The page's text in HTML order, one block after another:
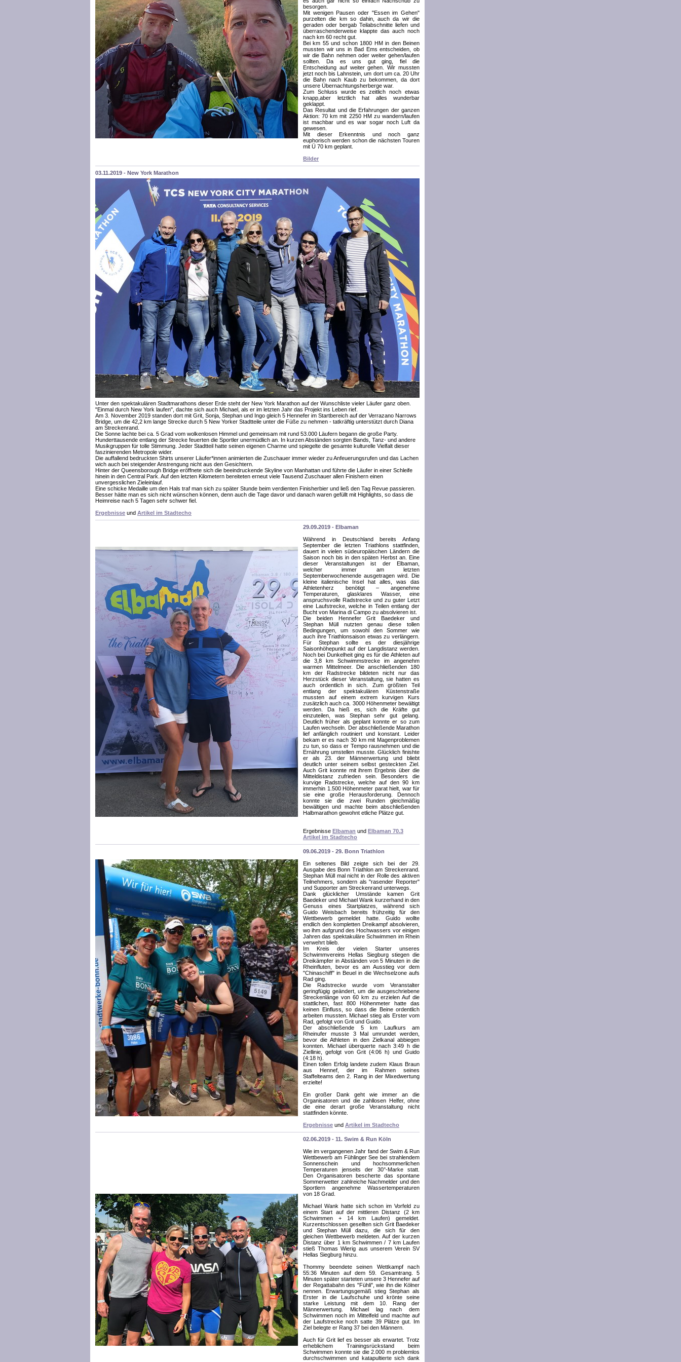
besorgen.
Mit wenigen Pausen oder "Essen im Gehen"
purzelten die km so dahin, auch da wir die
geraden oder bergab Teilabschnitte liefen und
überraschenderweise klappte das auch noch
nach km 60 recht gut.
Bei km 55 und schon 1800 HM in den Beinen
mussten wir uns in Bad Ems entscheiden, ob
wir die Bahn nehmen oder weiter gehen/laufen
sollten. Da es uns gut ging, fiel die
Entscheidung auf weiter gehen. Wir mussten
jetzt noch bis Lahnstein, um dort um ca. 20 Uhr
die Bahn nach Kaub zu bekommen, da dort
unsere Übernachtungsherberge war.
Zum Schluss wurde es zeitlich noch etwas
knapp,aber letztlich hat alles wunderbar
geklappt.
Das Resultat und die Erfahrungen der ganzen
Aktion: 70 km mit 2250 HM zu wandern/laufen
ist machbar und es war sogar noch Luft da
gewesen.
Mit dieser Erkenntnis und noch ganz
euphorisch werden schon die nächsten Touren
mit Ü 70 km geplant.
Bilder
03.11.2019 - New York Marathon
Unter den spektakulären Stadtmarathons dieser Erde steht der New York Marathon auf der Wunschliste vieler Läufer ganz oben.
"Einmal durch New York laufen", dachte sich auch Michael, als er im letzten Jahr das Projekt ins Leben rief.
Am 3. November 2019 standen dort mit Grit, Sonja, Stephan und Ingo gleich 5 Hennefer im Startbereich auf der Verrazano Narrows
Bridge, um die 42,2 km lange Strecke durch 5 New Yorker Stadtteile unter die Füße zu nehmen - tatkräftig unterstützt durch Diana
am Streckenrand.
Die Sonne lachte bei ca. 5 Grad vom wolkenlosen Himmel und gemeinsam mit rund 53.000 Läufern begann die große Party.
Hunderttausende entlang der Strecke feuerten die Sportler unermüdlich an. In kurzen Abständen sorgten Bands, Tanz- und andere
Musikgruppen für tolle Stimmung. Jeder Stadtteil hatte seinen eigenen Charme und spiegelte die gesamte kulturelle Vielfalt dieser
faszinierenden Metropole wider.
Die auffallend bedruckten Shirts unserer Läufer*innen animierten die Zuschauer immer wieder zu Anfeuerungsrufen und das Lachen
wich auch bei steigender Anstrengung nicht aus den Gesichtern.
Hinter der Queensborough Bridge eröffnete sich die beeindruckende Skyline von Manhattan und führte die Läufer in einer Schleife
hinein in den Central Park. Auf den letzten Kilometern bereiteten erneut viele Tausend Zuschauer allen Finishern einen
unvergesslichen Zieleinlauf.
Eine schicke Medaille um den Hals traf man sich zu später Stunde beim verdienten Finisherbier und ließ den Tag Revue passieren.
Besser hätte man es sich nicht wünschen können, denn auch die Tage davor und danach waren gefüllt mit Highlights, so dass die
Heimreise nach 5 Tagen sehr schwer fiel.
Ergebnisse und Artikel im Stadtecho
29.09.2019 - Elbaman
Während in Deutschland bereits Anfang
September die letzten Triathlons stattfinden,
dauert in vielen südeuropäischen Ländern die
Saison noch bis in den späten Herbst an. Eine
dieser Veranstaltungen ist der Elbaman,
welcher immer am letzten
Septemberwochenende ausgetragen wird. Die
kleine italienische Insel hat alles, was das
Athletenherz benötigt – angenehme
Temperaturen, glasklares Wasser, eine
anspruchsvolle Radstrecke und zu guter Letzt
eine Laufstrecke, welche in Teilen entlang der
Bucht von Marina di Campo zu absolvieren ist.
Die beiden Hennefer Grit Baedeker und
Stephan Müll nutzten genau diese tollen
Bedingungen, um sowohl den Sommer wie
auch ihre Triathlonsaison etwas zu verlängern.
Für Stephan sollte es der diesjährige
Saisonhöhepunkt auf der Langdistanz werden.
Noch bei Dunkelheit ging es für die Athleten auf
die 3,8 km Schwimmstrecke im angenehm
warmen Mittelmeer. Die anschließenden 180
km der Radstrecke bildeten nicht nur das
Herzstück dieser Veranstaltung, sie hatten es
auch ordentlich in sich. Zum größten Teil
entlang der spektakulären Küstenstraße
mussten auf einem extrem kurvigen Kurs
zusätzlich auch ca. 3000 Höhenmeter bewältigt
werden. Da hieß es, sich die Kräfte gut
einzuteilen, was Stephan sehr gut gelang.
Deutlich früher als geplant konnte er so zum
Laufen wechseln. Der abschließende Marathon
lief anfänglich routiniert und konstant. Leider
bekam er es nach 30 km mit Magenproblemen
zu tun, so dass er Tempo rausnehmen und die
Ernährung umstellen musste. Glücklich finishte
er als 23. der Männerwertung und bliebt
deutlich unter seinem selbst gesteckten Ziel.
Auch Grit konnte mit ihrem Ergebnis über die
Mitteldistanz zufrieden sein. Besonders die
kurvige Radstrecke, welche auf den 90 km
immerhin 1.500 Höhenmeter parat hielt, war für
sie eine große Herausforderung. Dennoch
konnte sie die zwei Runden gleichmäßig
bewältigen und machte beim abschließenden
Halbmarathon gewohnt etliche Plätze gut.
Ergebnisse Elbaman und Elbaman 70.3
Artikel im Stadtecho
09.06.2019 - 29. Bonn Triathlon
Ein seltenes Bild zeigte sich bei der 29.
Ausgabe des Bonn Triathlon am Streckenrand.
Stephan Müll mal nicht in der Rolle des aktiven
Teilnehmers, sondern als "rasender Reporter"
und Supporter am Streckenrand unterwegs.
Dank glücklicher Umstände kamen Grit
Baedeker und Michael Wank kurzerhand in den
Genuss eines Startplatzes, während sich
Guido Weisbach bereits frühzeitig für den
Wettbewerb gemeldet hatte. Guido wollte
endlich den kompletten Dreikampf absolvieren,
wo ihm aufgrund des Hochwassers vor einigen
Jahren das spektakuläre Schwimmen im Rhein
verwehrt blieb.
Im Kreis der vielen Starter unseres
Schwimmvereins Hellas Siegburg stiegen die
Dreikämpfer in Abständen von 5 Minuten in die
Rheinfluten, bevor es am Ausstieg vor dem
"Chinaschiff" in Beuel in die Wechselzone aufs
Rad ging.
Die Radstrecke wurde vom Veranstalter
geringfügig geändert, um die ausgeschriebene
Streckenlänge von 60 km zu erzielen Auf die
stattlichen, fast 800 Höhenmeter hatte das
keinen Einfluss, so dass die Beine ordentlich
arbeiten mussten. Michael stieg als Erster vom
Rad, gefolgt von Grit und Guido.
Der abschließende 5 km Laufkurs am
Rheinufer musste 3 Mal umrundet werden,
bevor die Athleten in den Zielkanal abbiegen
konnten. Michael überquerte nach 3:49 h die
Ziellinie, gefolgt von Grit (4:06 h) und Guido
(4:18 h).
Einen tollen Erfolg landete zudem Klaus Braun
aus Hennef, der im Rahmen seines
Staffelteams den 2. Rang in der Mixedwertung
erzielte!
Ein großer Dank geht wie immer an die
Organisatoren und die zahllosen Helfer, ohne
die eine derart große Veranstaltung nicht
stattfinden könnte.
Ergebnisse und Artikel im Stadtecho
02.06.2019 - 11. Swim & Run Köln
Wie im vergangenen Jahr fand der Swim & Run
Wettbewerb am Fühlinger See bei strahlendem
Sonnenschein und hochsommerlichen
Temperaturen jenseits der 30°-Marke statt.
Den Organisatoren bescherte das spontane
Sommerwetter zahlreiche Nachmelder und den
Sportlern angenehme Wassertemperaturen
von 18 Grad.
Michael Wank hatte sich schon im Vorfeld zu
einem Start auf der mittleren Distanz (2 km
Schwimmen + 14 km Laufen) gemeldet.
Kurzentschlossen gesellten sich Grit Baedeker
und Stephan Müll dazu, die sich für den
gleichen Wettbewerb meldeten. Auf der kurzen
Distanz über 1 km Schwimmen / 7 km Laufen
stieß Thomas Wierig aus unserem Verein SV
Hellas Siegburg hinzu.
Thommy beendete seinen Wettkampf nach
55:36 Minuten auf dem 59. Gesamtrang. 5
Minuten später starteten unsere 3 Hennefer auf
der Regattabahn des "Fühli", wie ihn die Kölner
nennen. Erwartungsgemäß stieg Stephan als
Erster in die Laufschuhe und krönte seine
starke Leistung mit dem 10. Rang der
Männerwertung. Michael lag nach dem
Schwimmen noch im Mittelfeld und machte auf
der Laufstrecke noch satte 39 Plätze gut. Im
Ziel belegte er Rang 37 bei den Männern.
Auch für Grit lief es besser als erwartet. Trotz
erheblichem Trainingsrückstand beim
Schwimmen konnte sie die 2.000 m problemlos
durchschwimmen und katapultierte sich dank